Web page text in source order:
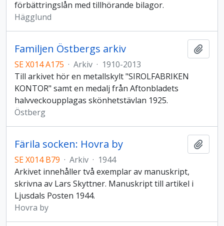
förbättringslån med tillhörande bilagor.
Hägglund
Familjen Östbergs arkiv
SE X014 A175 · Arkiv · 1910-2013
Till arkivet hör en metallskylt "SIROLFABRIKEN
KONTOR" samt en medalj från Aftonbladets
halvveckoupplagas skönhetstävlan 1925.
Östberg
Färila socken: Hovra by
SE X014 B79 · Arkiv · 1944
Arkivet innehåller två exemplar av manuskript,
skrivna av Lars Skyttner. Manuskript till artikel i
Ljusdals Posten 1944.
Hovra by